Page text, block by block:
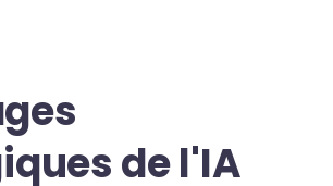
de l'IA